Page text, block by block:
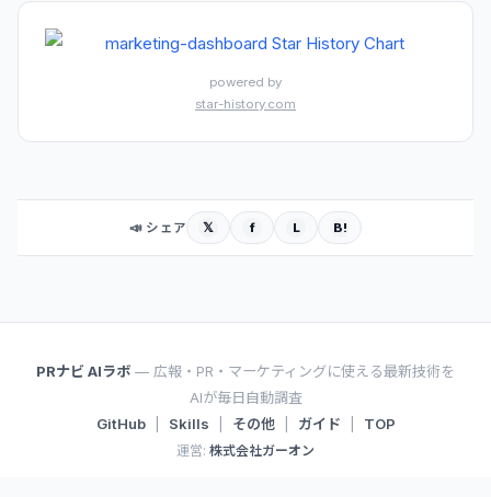
powered by
star-history.com
📣 シェア 𝕏 f L B!
PRナビ AIラボ — 広報・PR・マーケティングに使える最新技術を
AIが毎日自動調査
GitHub| Skills その他| ガイド TOP
運営: 株式会社ガーオン